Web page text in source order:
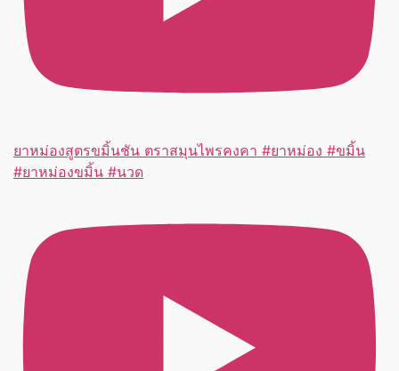
ยาหม่องสูตรขมิ้นชัน ตราสมุนไพรคงคา #ยาหม่อง #ขมิ้น
#ยาหม่องขมิ้น #นวด